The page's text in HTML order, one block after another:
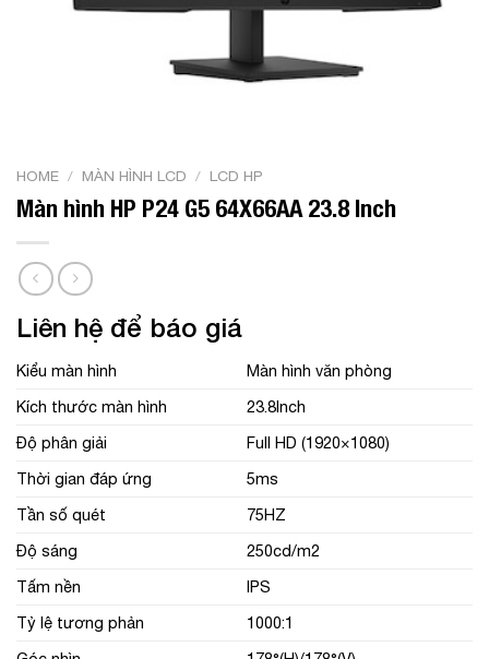
HOME / MÀN HÌNH LCD / LCD HP
Màn hình HP P24 G5 64X66AA 23.8 Inch
Liên hệ để báo giá
Kiểu màn hình
Màn hình văn phòng
Kích thước màn hình
23.8Inch
Độ phân giải
Full HD (1920×1080)
Thời gian đáp ứng
5ms
Tần số quét
75HZ
Độ sáng
250cd/m2
Tấm nền
IPS
Tỷ lệ tương phản
1000:1